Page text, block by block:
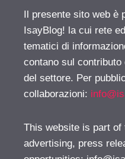
Il presente sito web è
IsayBlog! la cui rete
tematici di
contano sul
del settore. Per
collaborazioni:
This website is part
advertising, press